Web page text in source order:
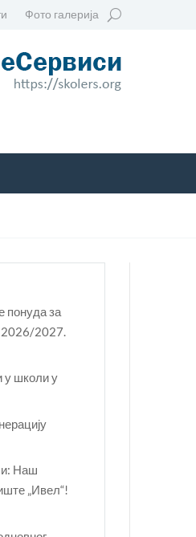
Фото галерија
понуда за
2026/2027.
у школи у
Наш
„Ивел“!